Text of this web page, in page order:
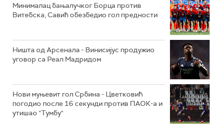
Минималац бањалучког Борца против
Витебска, Савић обезбедио гол предности
Ништа од Арсенала - Винисијус продужио
уговор са Реал Мадридом
Нови муњевит гол Србина - Цветковић
погодио после 16 секунди против ПАОК-а и
утишао "Тумбу"